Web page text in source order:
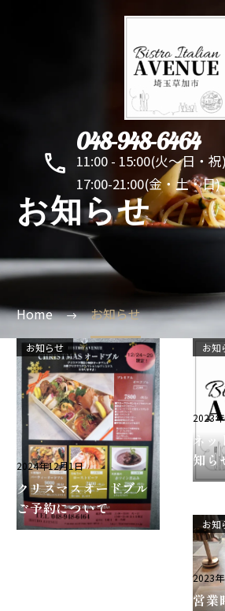
048-948-6464
11:00 - 15:00(火～日・祝)
17:00-21:00(金・土・日)
お知らせ
Home お知らせ
2024年12月1日
クリスマスオードブル
ご予約について
お知らせ
2023
ネッ
知ら
お知
2023
営業
お知